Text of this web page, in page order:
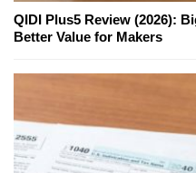
QIDI Plus5 Review (2026):
Better Value for Makers